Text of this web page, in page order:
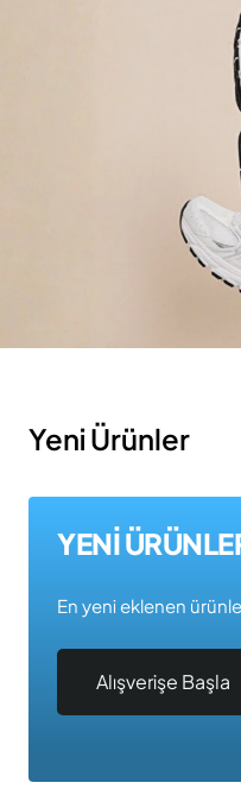
Yeni Ürünler
YENİ
En yeni eklenen
Alışverişe Başla